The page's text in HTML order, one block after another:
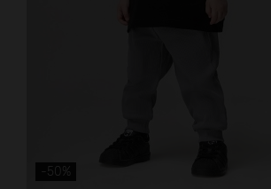
-50%